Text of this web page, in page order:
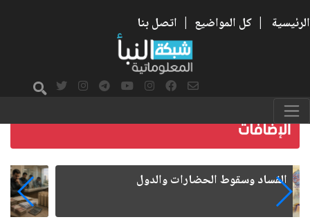
الرئيسية | كل المواضيع | اتصل بنا
رواتب الموظفين على صفيح ساخن